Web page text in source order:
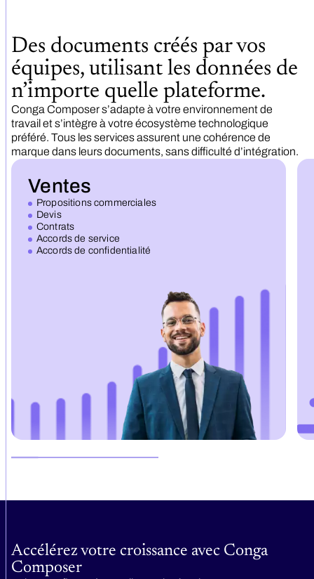
Des documents créés par vos
équipes, utilisant les données de
n’importe quelle plateforme.
Conga Composer s’adapte à votre environnement de
travail et s’intègre à votre écosystème technologique
préféré. Tous les services assurent une cohérence de
marque dans leurs documents, sans difficulté d’intégration.
Ventes
Propositions commerciales
Devis
Contrats
Accords de service
Accords de confidentialité
Accélérez votre croissance avec Conga
Composer